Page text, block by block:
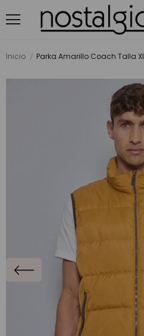
Inicio Parka Amarillo Coach Talla Xl